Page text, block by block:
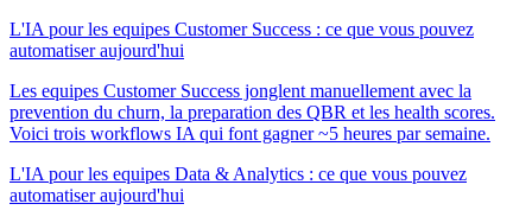
L'IA pour les equipes Customer Success : ce que vous pouvez
automatiser aujourd'hui
Les equipes Customer Success jonglent manuellement avec la
prevention du churn, la preparation des QBR et les health scores.
Voici trois workflows IA qui font gagner ~5 heures par semaine.
L'IA pour les equipes Data & Analytics : ce que vous pouvez
automatiser aujourd'hui